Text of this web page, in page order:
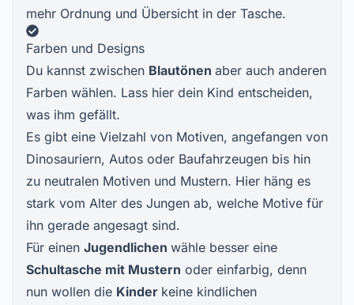
mehr Ordnung und Übersicht in der Tasche.
Farben und Designs
Du kannst zwischen Blautönen aber auch anderen
Farben wählen. Lass hier dein Kind entscheiden,
was ihm gefällt.
Es gibt eine Vielzahl von Motiven, angefangen von
Dinosauriern, Autos oder Baufahrzeugen bis hin
zu neutralen Motiven und Mustern. Hier häng es
stark vom Alter des Jungen ab, welche Motive für
ihn gerade angesagt sind.
Für einen Jugendlichen wähle besser eine
Schultasche mit Mustern oder einfarbig, denn
nun wollen die Kinder keine kindlichen